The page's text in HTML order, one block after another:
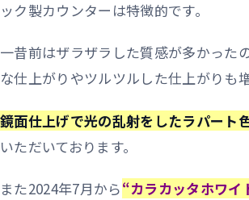
ック製カウンターは特徴的です。
一昔前はザラザラした質感が多かった
な仕上がりやツルツルした仕上がりも
鏡面仕上げで光の乱射をしたラパート
いただいております。
また2024年7月から“カラカッタホワイ